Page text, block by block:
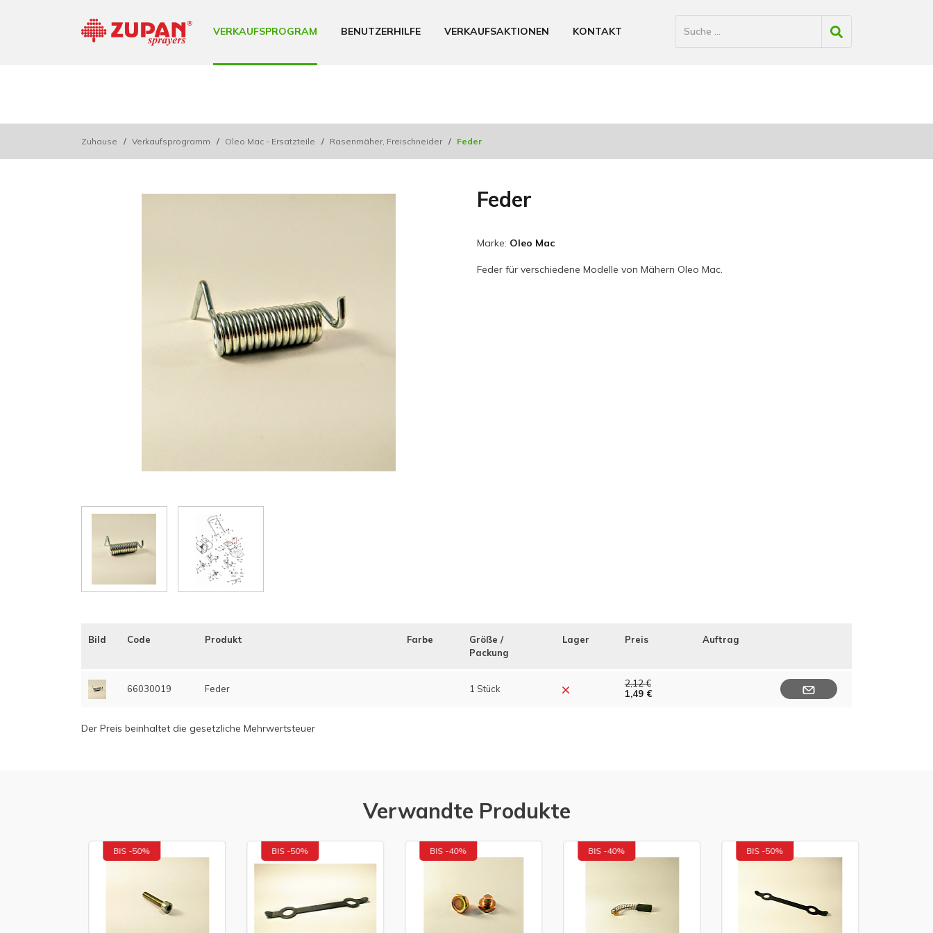
VERKAUFSPROGRAM BENUTZERHILFE VERKAUFSAKTIONEN KONTAKT
Zuhause / Verkaufsprogramm / Oleo Mac - Ersatzteile / Rasenmäher, Freischneider / Feder
Feder
Marke: Oleo Mac
Feder für verschiedene Modelle von Mähern Oleo Mac.
Bild Code Produkt Farbe
Größe /
Packung
Lager Preis Auftrag
66030019 Feder 1 Stück
2,12 €
1,49 €
Der Preis beinhaltet die gesetzliche Mehrwertsteuer
Verwandte Produkte
BIS -50% BIS -50% BIS -40% BIS -40% BIS -50%